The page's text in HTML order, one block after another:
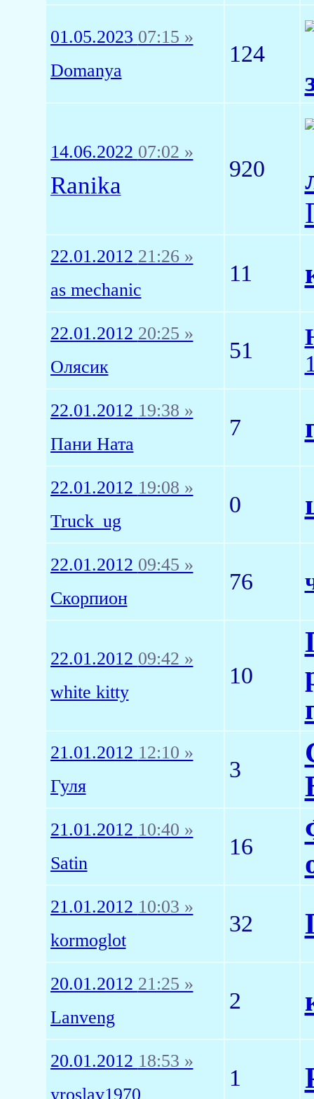
01.05.2023 07:15 »
Domanya
124
14.06.2022 07:02 »
Ranika
920
22.01.2012 21:26 »
as mechanic
11
22.01.2012 20:25 »
Олясик
51
22.01.2012 19:38 »
Пани Ната
7
22.01.2012 19:08 »
Truck_ug
0
22.01.2012 09:45 »
Скорпион
76
22.01.2012 09:42 »
white kitty
10
21.01.2012 12:10 »
Гуля
3
21.01.2012 10:40 »
Satin
16
21.01.2012 10:03 »
kormoglot
32
20.01.2012 21:25 »
Lanveng
2
20.01.2012 18:53 »
yroslav1970
1